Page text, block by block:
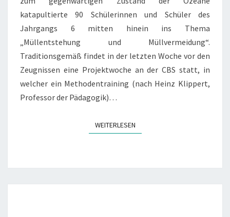
N
katapultierte 90 Schülerinnen und Schüler des
Jahrgangs 6 mitten hinein ins Thema
„Müllentstehung und Müllvermeidung“.
Traditionsgemäß findet in der letzten Woche vor den
Zeugnissen eine Projektwoche an der CBS statt, in
welcher ein Methodentraining (nach Heinz Klippert,
Professor der Pädagogik)…
WEITERLESEN